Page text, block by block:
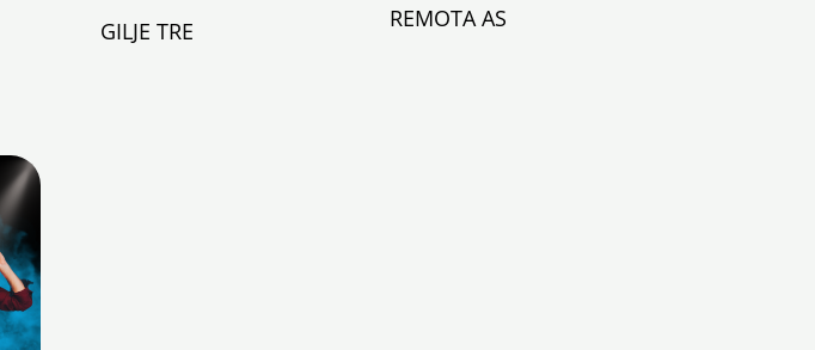
GILJE TRE REMOTA AS